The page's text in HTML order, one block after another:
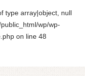
type array|object, null
wp/wp-
on line 48